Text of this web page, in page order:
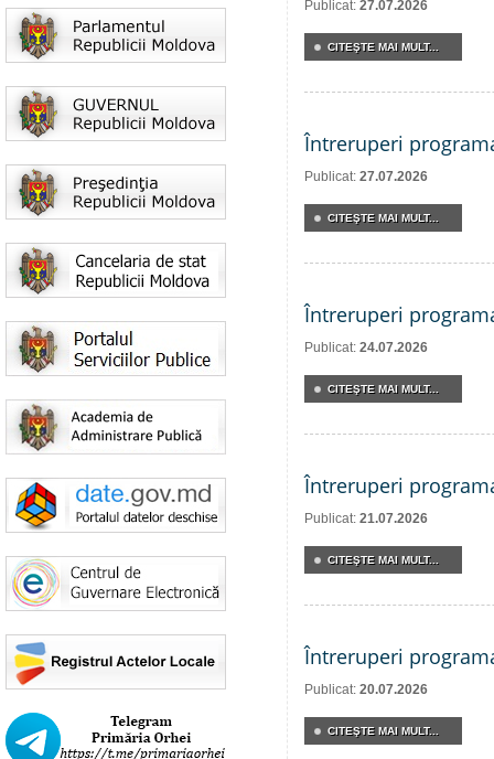
Publicat: 27.07.2026
CITEŞTE MAI MULT...
Întreruperi
Publicat: 27.07.2026
CITEŞTE MAI MULT...
Întreruperi
Publicat: 24.07.2026
CITEŞTE MAI MULT...
Întreruperi
Publicat: 21.07.2026
CITEŞTE MAI MULT...
Întreruperi
Publicat: 20.07.2026
CITEŞTE MAI MULT...